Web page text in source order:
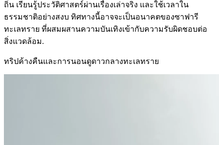
ถิ่น เรียนรู้ประวัติศาสตร์ผ่านเรื่องเล่าจริง และใช้เวลาใน
ธรรมชาติอย่างสงบ ทิศทางนี้อาจจะเป็นอนาคตของซาฟารี
ทะเลทราย ที่ผสมผสานความบันเทิงเข้ากับความรับผิดชอบต่อ
สิ่งแวดล้อม.
ทริปค้างคืนและการนอนดูดาวกลางทะเลทราย